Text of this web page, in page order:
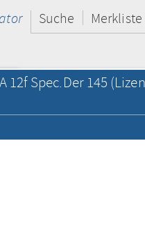
Suche Merkliste
12f Spec.Der 145